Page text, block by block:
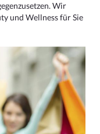
Wir
und Wellness für Sie